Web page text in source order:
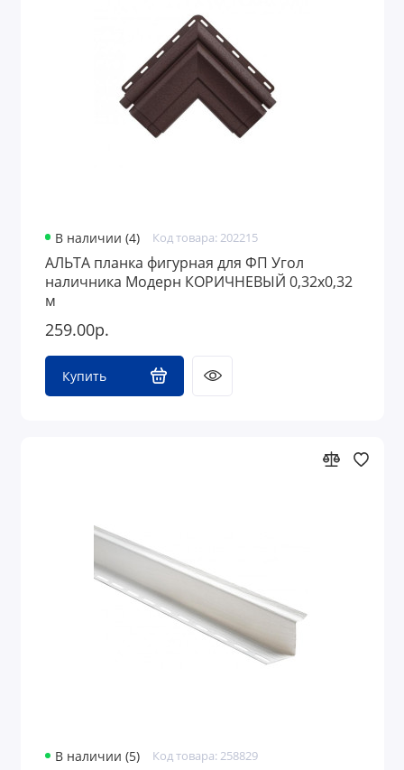
Полимерные изделия
ЖБ изделия, люки
В наличии (4) Код товара: 202215
АЛЬТА планка фигурная для ФП Угол
наличника Модерн КОРИЧНЕВЫЙ 0,32х0,32
м
259.00р.
Купить
В наличии (5) Код товара: 258829